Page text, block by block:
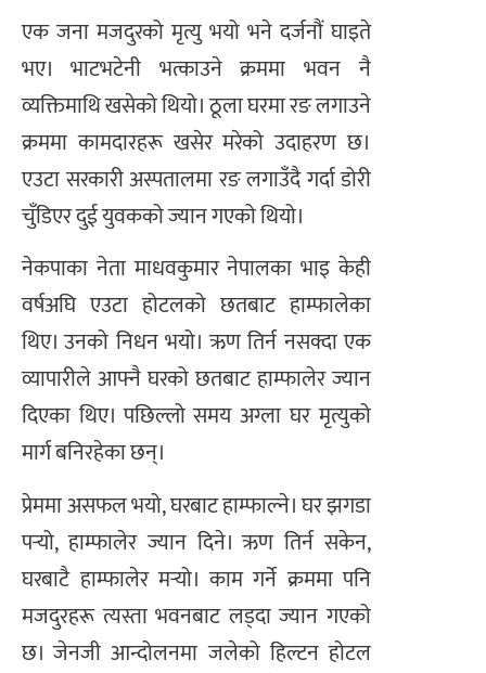
एक जना मजदुरको मृत्यु भयो भने दर्जनौं घाइते
भए। भाटभटेनी भत्काउने क्रममा भवन नै
व्यक्तिमाथि खसेको थियो। ठूला घरमा रङ लगाउने
क्रममा कामदारहरू खसेर मरेको उदाहरण छ।
एउटा सरकारी अस्पतालमा रङ लगाउँदै गर्दा डोरी
चुँडिएर दुई युवकको ज्यान गएको थियो।
नेकपाका नेता माधवकुमार नेपालका भाइ केही
वर्षअघि एउटा होटलको छतबाट हाम्फालेका
थिए। उनको निधन भयो। ऋण तिर्न नसक्दा एक
व्यापारीले आफ्नै घरको छतबाट हाम्फालेर ज्यान
दिएका थिए। पछिल्लो समय अग्ला घर मृत्युको
मार्ग बनिरहेका छन्।
प्रेममा असफल भयो, घरबाट हाम्फाल्ने। घर झगडा
पर्‍यो, हाम्फालेर ज्यान दिने। ऋण तिर्न सकेन,
घरबाटै हाम्फालेर मर्‍यो। काम गर्ने क्रममा पनि
मजदुरहरू त्यस्ता भवनबाट लड्दा ज्यान गएको
छ। जेनजी आन्दोलनमा जलेको हिल्टन होटल